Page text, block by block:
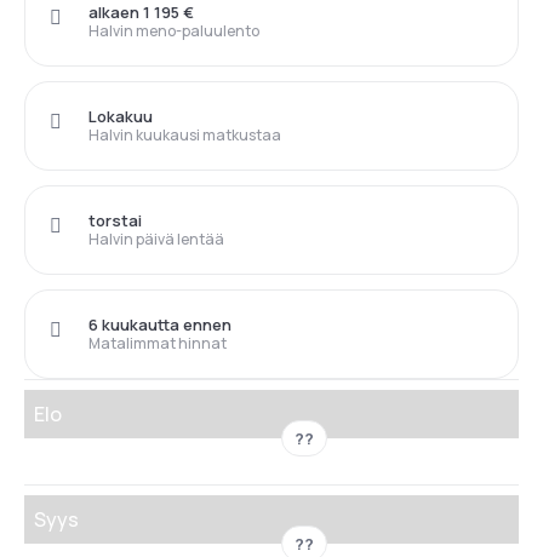
Halvin meno-paluulento
alkaen 1 195 €
Halvin kuukausi matkustaa
Lokakuu
Halvin päivä lentää
torstai
Matalimmat hinnat
6 kuukautta ennen
Elo
??
Syys
??